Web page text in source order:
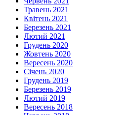
Травень 2021
Квітень 2021
Березень 2021
Лютий 2021
Грудень 2020
Жовтень 2020
Вересень 2020
Січень 2020
Грудень 2019
Березень 2019
Лютий 2019
Вересень 2018